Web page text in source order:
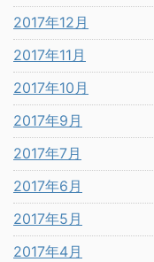
2017年12月
2017年11月
2017年10月
2017年9月
2017年7月
2017年6月
2017年5月
2017年4月